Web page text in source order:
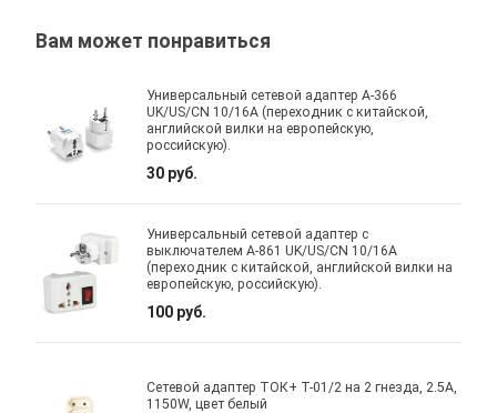
Вам может понравиться
Универсальный сетевой адаптер A-366
UK/US/CN 10/16A (переходник с китайской,
английской вилки на европейскую,
российскую).
30 руб.
Универсальный сетевой адаптер с
выключателем A-861 UK/US/CN 10/16A
(переходник с китайской, английской вилки на
европейскую, российскую).
100 руб.
Сетевой адаптер ТОК+ T-01/2 на 2 гнезда, 2.5A,
1150W, цвет белый